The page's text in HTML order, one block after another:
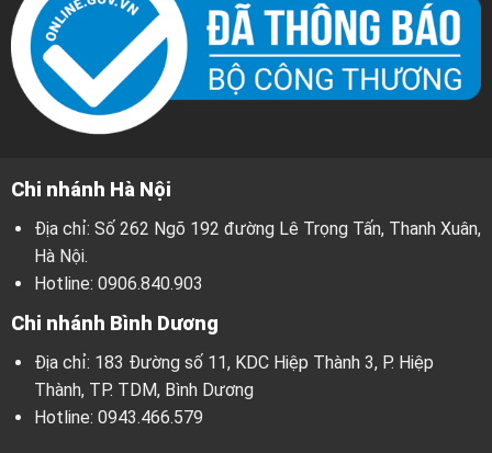
Chi nhánh Hà Nội
Địa chỉ: Số 262 Ngõ 192 đường Lê Trọng Tấn, Thanh Xuân,
Hà Nội.
Hotline: 0906.840.903
Chi nhánh Bình Dương
Địa chỉ: 183 Đường số 11, KDC Hiệp Thành 3, P. Hiệp
Thành, TP. TDM, Bình Dương
Hotline: 0943.466.579